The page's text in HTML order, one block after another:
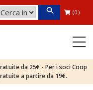
(0)
da 25€ - Per i soci Coop
a partire da 19€.